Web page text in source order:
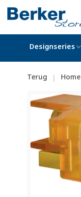
Designseries
Terug | Home